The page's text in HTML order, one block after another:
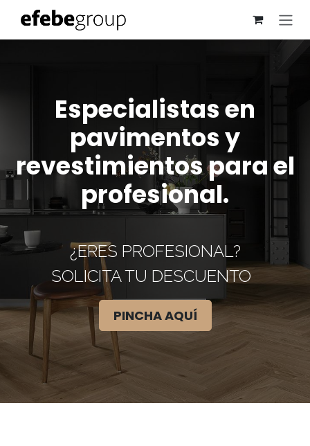
Skip to Content
Especialistas en
pavimentos y
revestimientos para el
profesional.
¿ERES PROFESIONAL?
SOLICITA TU DESCUENTO
PINCHA AQUÍ